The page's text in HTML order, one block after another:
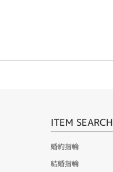
ITEM SEARCH
婚約指輪
結婚指輪